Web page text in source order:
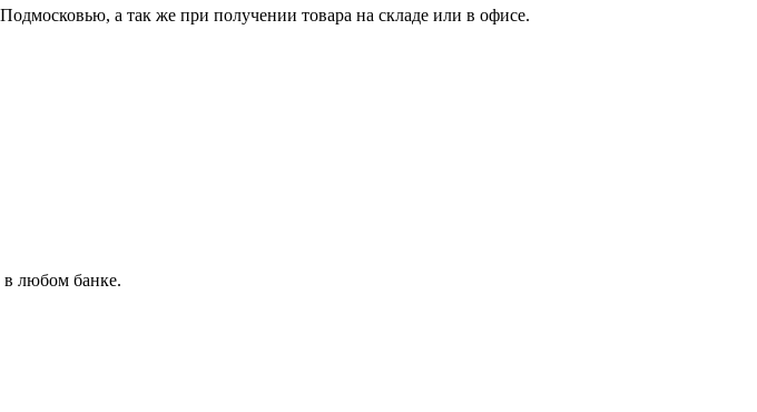
а так же при получении товара на складе или в офисе.
в любом банке.